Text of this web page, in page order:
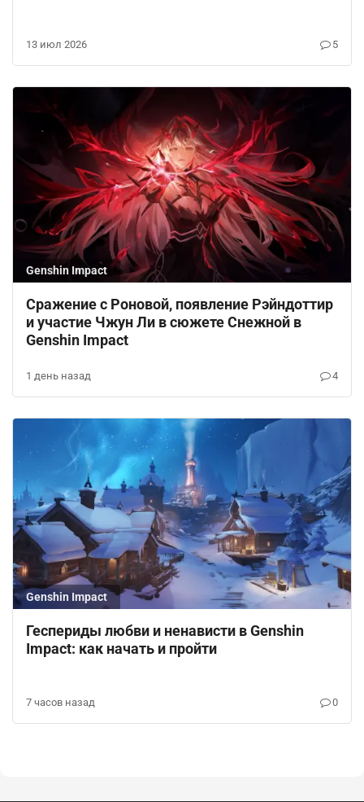
13 июл 2026 5
Genshin Impact
Сражение с Роновой, появление Рэйндоттир
и участие Чжун Ли в сюжете Снежной в
Genshin Impact
1 день назад 4
Genshin Impact
Геспериды любви и ненависти в Genshin
Impact: как начать и пройти
7 часов назад 0